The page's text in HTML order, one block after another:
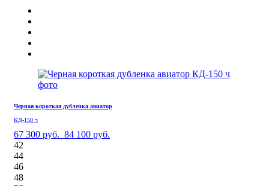
Черная короткая дубленка авиатор
КД-150 ч
67 300 руб. 84 100 руб.
42
44
46
48